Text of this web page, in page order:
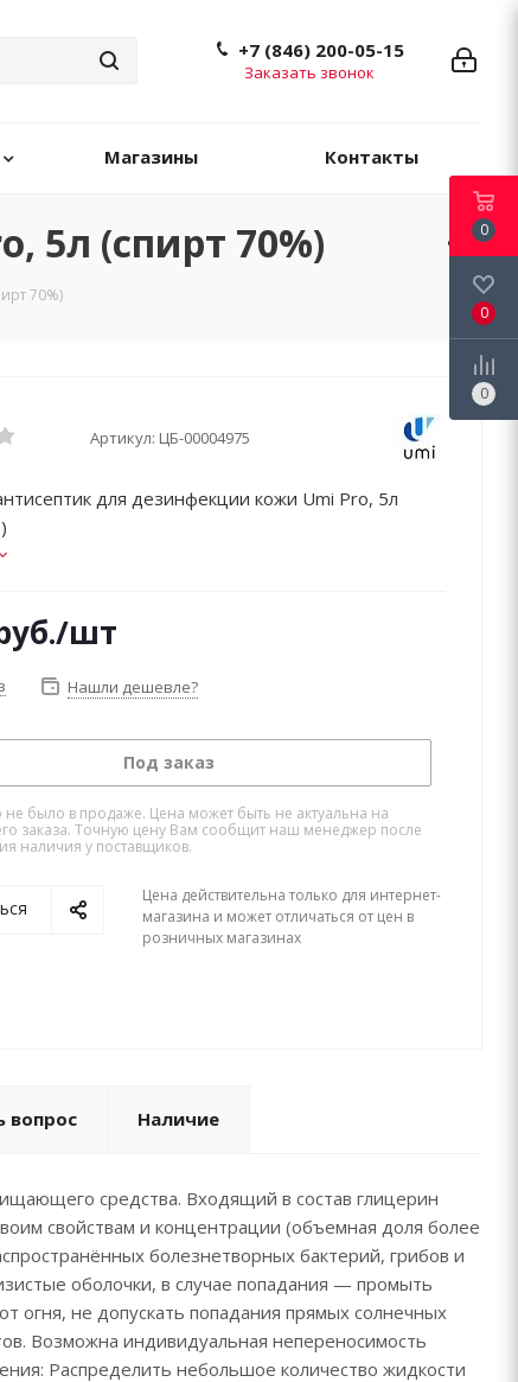
+7 (846) 200-05-15
Заказать звонок
Магазины Контакты
5л (спирт 70%)
70%)
Артикул: ЦБ-00004975
для дезинфекции кожи Umi Pro, 5л
/шт
Нашли дешевле?
Под заказ
не было в продаже. Цена может быть не актуальна на
заказа. Точную цену Вам сообщит наш менеджер после
наличия у поставщиков.
Цена действительна только для интернет-
магазина и может отличаться от цен в
розничных магазинах
вопрос Наличие
средства. Входящий в состав глицерин
свойствам и концентрации (объемная доля более
болезнетворных бактерий, грибов и
оболочки, в случае попадания — промыть
огня, не допускать попадания прямых солнечных
Возможна индивидуальная непереносимость
Распределить небольшое количество жидкости
0
0
0